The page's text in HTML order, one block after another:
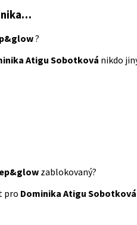
?
Atigu Sobotková nikdo
zablokovaný?
pro Dominika Atigu Sobotková